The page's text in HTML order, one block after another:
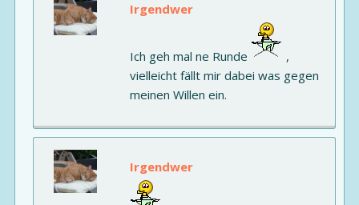
Irgendwer
Ich geh mal ne Runde
,
vielleicht fällt mir dabei was gegen
meinen Willen ein.
Irgendwer